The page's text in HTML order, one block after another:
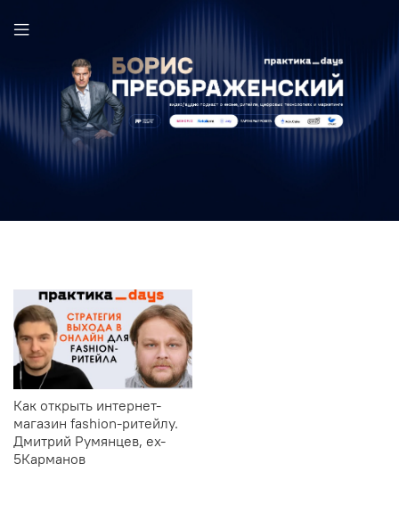
Как открыть интернет-
магазин fashion-ритейлу.
Дмитрий Румянцев, ex-
5Карманов